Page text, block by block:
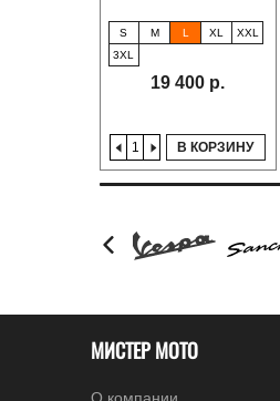
S M L XL
XXL
3XL
19 400 р.
В КОРЗИНУ
МИСТЕР МОТО
О компании